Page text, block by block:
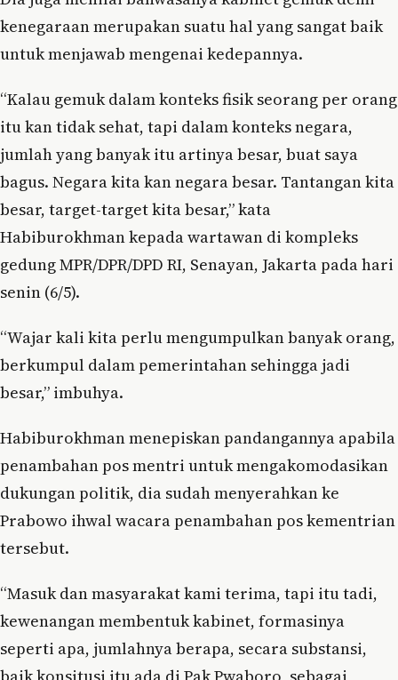
kenegaraan merupakan suatu hal yang sangat baik
untuk menjawab mengenai kedepannya.
“Kalau gemuk dalam konteks fisik seorang per orang
itu kan tidak sehat, tapi dalam konteks negara,
jumlah yang banyak itu artinya besar, buat saya
bagus. Negara kita kan negara besar. Tantangan kita
besar, target-target kita besar,” kata
Habiburokhman kepada wartawan di kompleks
gedung MPR/DPR/DPD RI, Senayan, Jakarta pada hari
senin (6/5).
“Wajar kali kita perlu mengumpulkan banyak orang,
berkumpul dalam pemerintahan sehingga jadi
besar,” imbuhya.
Habiburokhman menepiskan pandangannya apabila
penambahan pos mentri untuk mengakomodasikan
dukungan politik, dia sudah menyerahkan ke
Prabowo ihwal wacara penambahan pos kementrian
tersebut.
“Masuk dan masyarakat kami terima, tapi itu tadi,
kewenangan membentuk kabinet, formasinya
seperti apa, jumlahnya berapa, secara substansi,